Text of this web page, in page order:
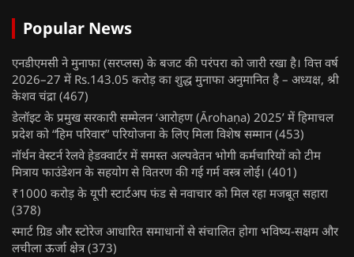
Popular News
एनडीएमसी ने मुनाफा (सरप्लस) के बजट की परंपरा को जारी रखा है। वित्त वर्ष
2026–27 में Rs.143.05 करोड़ का शुद्ध मुनाफा अनुमानित है – अध्यक्ष, श्री
केशव चंद्रा (467)
डेलॉइट के प्रमुख सरकारी सम्मेलन ‘आरोहण (Ārohaṇa) 2025’ में हिमाचल
प्रदेश को “हिम परिवार” परियोजना के लिए मिला विशेष सम्मान (453)
नॉर्थन वेस्टर्न रेलवे हेडक्वार्टर में समस्त अल्पवेतन भोगी कर्मचारियों को टीम
मित्राय फाउंडेशन के सहयोग से वितरण की गई गर्म वस्त्र लोई। (401)
₹1000 करोड़ के यूपी स्टार्टअप फंड से नवाचार को मिल रहा मजबूत सहारा
(378)
स्मार्ट ग्रिड और स्टोरेज आधारित समाधानों से संचालित होगा भविष्य-सक्षम और
लचीला ऊर्जा क्षेत्र (373)